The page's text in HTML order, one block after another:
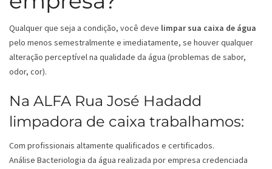
Qualquer que seja a condição, você deve limpar sua caixa de água
pelo menos semestralmente e imediatamente, se houver qualquer
alteração perceptível na qualidade da água (problemas de sabor,
odor, cor).
Na ALFA Rua José Hadadd
limpadora de caixa trabalhamos:
Com profissionais altamente qualificados e certificados.
Análise Bacteriologia da água realizada por empresa credenciada